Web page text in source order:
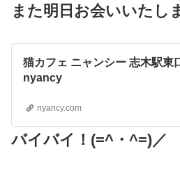
また明日お会いいたし
猫カフェ ニャンシー 志木駅東
nyancy
nyancy.com
バイバイ！(=^・^=)／